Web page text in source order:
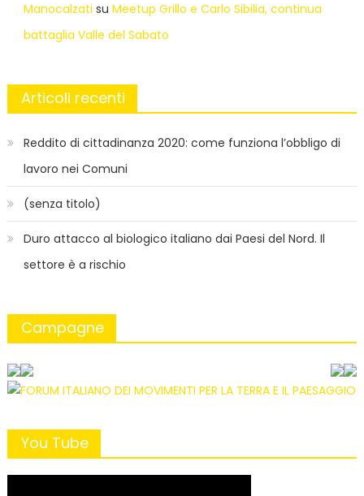
Manocalzati su Meetup Grillo e Carlo Sibilia, continua
battaglia Valle del Sabato
Articoli recenti
Reddito di cittadinanza 2020: come funziona l’obbligo di
lavoro nei Comuni
(senza titolo)
Duro attacco al biologico italiano dai Paesi del Nord. Il
settore è a rischio
Campagne
You Tube